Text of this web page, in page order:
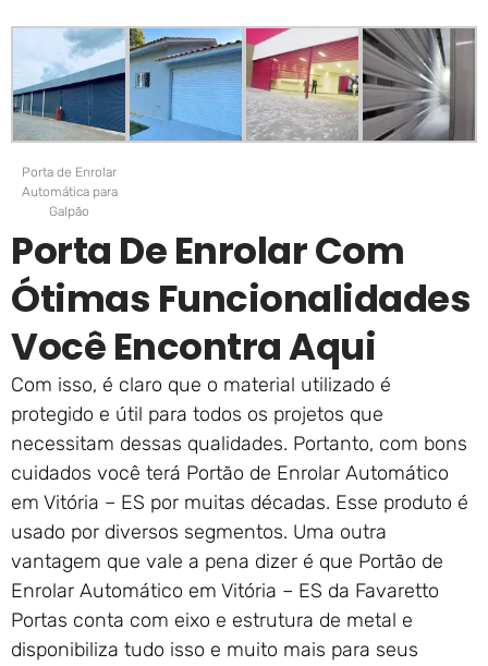
Porta de Enrolar
Automática para
Galpão
Porta De Enrolar Com
Ótimas Funcionalidades
Você Encontra Aqui
Com isso, é claro que o material utilizado é
protegido e útil para todos os projetos que
necessitam dessas qualidades. Portanto, com bons
cuidados você terá Portão de Enrolar Automático
em Vitória – ES por muitas décadas. Esse produto é
usado por diversos segmentos. Uma outra
vantagem que vale a pena dizer é que Portão de
Enrolar Automático em Vitória – ES da Favaretto
Portas conta com eixo e estrutura de metal e
disponibiliza tudo isso e muito mais para seus